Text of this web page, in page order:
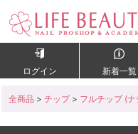
ログイン 新着一覧
全商品 > チップ> フルチップ (